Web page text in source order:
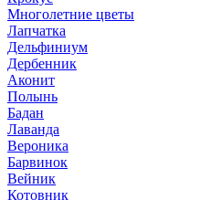
Многолетние цветы
Лапчатка
Дельфиниум
Дербенник
Аконит
Полынь
Бадан
Лаванда
Вероника
Барвинок
Вейник
Котовник